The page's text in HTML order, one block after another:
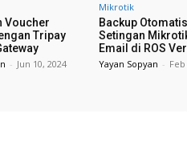
Voucher
Tripay
- Jun 10, 2024
Mikrotik
Backup Otomatis
Setingan
Email di ROS
Yayan Sopyan -